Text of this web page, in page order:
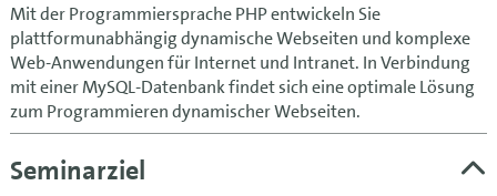
Mit der Programmiersprache PHP entwickeln Sie
plattformunabhängig dynamische Webseiten und komplexe
Web-Anwendungen für Internet und Intranet. In Verbindung
mit einer MySQL-Datenbank findet sich eine optimale Lösung
zum Programmieren dynamischer Webseiten.
Seminarziel